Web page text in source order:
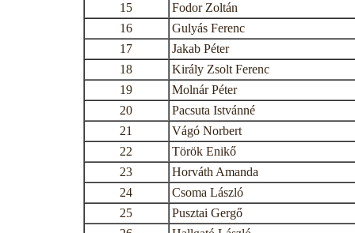
15
Fodor Zoltán
16
Gulyás Ferenc
17
Jakab Péter
18
Király Zsolt Ferenc
19
Molnár Péter
20
Pacsuta Istvánné
21
Vágó Norbert
22
Török Enikő
23
Horváth Amanda
24
Csoma László
25
Pusztai Gergő